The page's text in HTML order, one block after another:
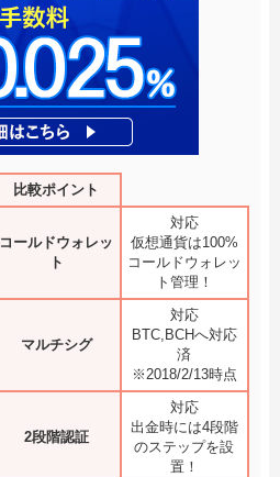
比較ポイント
コールドウォレッ
ト
対応
仮想通貨は100%
コールドウォレッ
ト管理！
マルチシグ
対応
BTC,BCHへ対応
済
※2018/2/13時点
2段階認証
対応
出金時には4段階
のステップを設
置！